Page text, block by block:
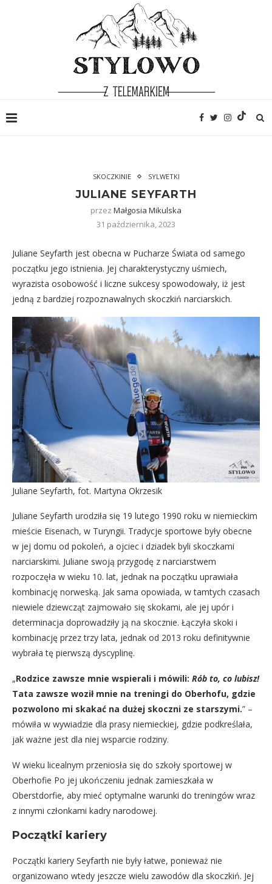
SKOCZKINIE SYLWETKI
JULIANE SEYFARTH
przez Małgosia Mikulska
31 października, 2023
Juliane Seyfarth jest obecna w Pucharze Świata od samego
początku jego istnienia. Jej charakterystyczny uśmiech,
wyrazista osobowość i liczne sukcesy spowodowały, iż jest
jedną z bardziej rozpoznawalnych skoczkiń narciarskich.
Juliane Seyfarth, fot. Martyna Okrzesik
Juliane Seyfarth urodziła się 19 lutego 1990 roku w niemieckim
mieście Eisenach, w Turyngii. Tradycje sportowe były obecne
w jej domu od pokoleń, a ojciec i dziadek byli skoczkami
narciarskimi. Juliane swoją przygodę z narciarstwem
rozpoczęła w wieku 10. lat, jednak na początku uprawiała
kombinację norweską. Jak sama opowiada, w tamtych czasach
niewiele dziewcząt zajmowało się skokami, ale jej upór i
determinacja doprowadziły ją na skocznie. Łączyła skoki i
kombinację przez trzy lata, jednak od 2013 roku definitywnie
wybrała tę pierwszą dyscyplinę.
„Rodzice zawsze mnie wspierali i mówili: Rób to, co lubisz!
Tata zawsze woził mnie na treningi do Oberhofu, gdzie
pozwolono mi skakać na dużej skoczni ze starszymi.” –
mówiła w wywiadzie dla prasy niemieckiej, gdzie podkreślała,
jak ważne jest dla niej wsparcie rodziny.
W wieku licealnym przeniosła się do szkoły sportowej w
Oberhofie Po jej ukończeniu jednak zamieszkała w
Oberstdorfie, aby mieć optymalne warunki do treningów wraz
z innymi członkami kadry narodowej.
Początki kariery
Początki kariery Seyfarth nie były łatwe, ponieważ nie
organizowano wtedy jeszcze wielu zawodów dla skoczkiń. Jej